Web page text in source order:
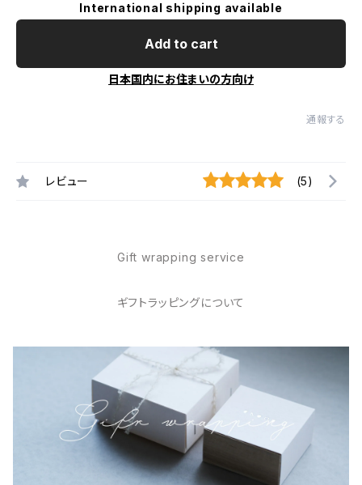
International shipping available
Add to cart
日本国内にお住まいの方向け
通報する
レビュー (5)
Gift wrapping service
ギフトラッピングについて